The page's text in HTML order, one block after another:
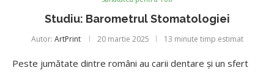
Studiu: Barometrul Stomatologiei
Autor: ArtPrint 20 martie 2025 13 minute timp estimat
Peste jumătate dintre români au carii dentare și un sfert